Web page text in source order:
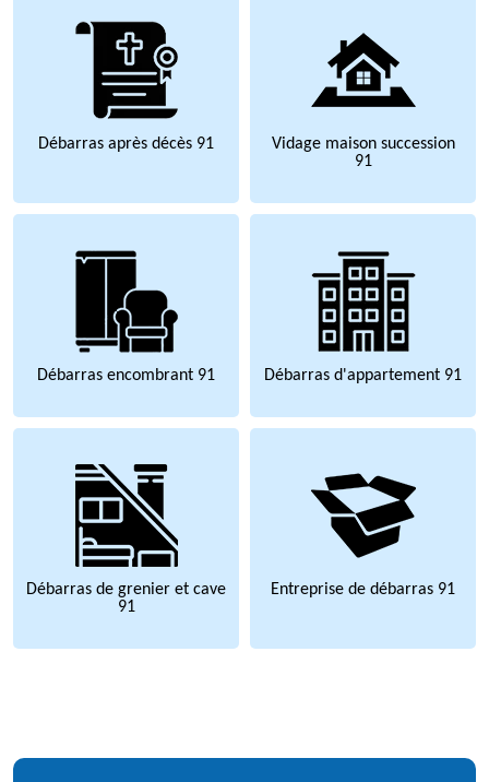
Débarras après décès 91
Vidage maison succession
91
Débarras encombrant 91 Débarras d'appartement 91
Débarras de grenier et cave
91
Entreprise de débarras 91